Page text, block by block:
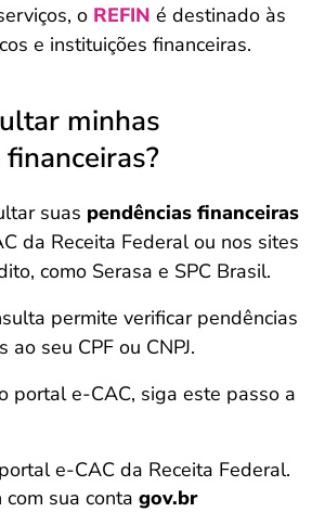
o REFIN é destinado às
e instituições financeiras.
minhas
suas pendências financeiras
da Receita Federal ou nos sites
como Serasa e SPC Brasil.
permite verificar pendências
ao seu CPF ou CNPJ.
portal e-CAC, siga este passo a
e-CAC da Receita Federal.
com sua conta gov.br